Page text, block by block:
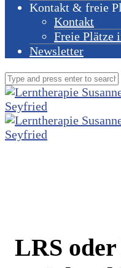
Kontakt & freie
Kontakt
Freie Plätze
Newsletter
LRS oder